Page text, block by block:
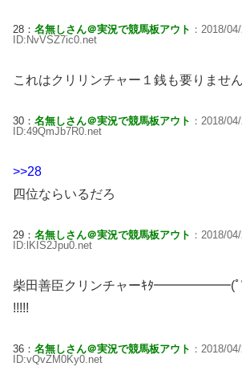
28： 名無しさん＠実況で競馬板アウト ：2018/
ID:NvVSZ7ic0.net
これはクリリンチャー１銭も要りませ
30： 名無しさん＠実況で競馬板アウト ：2018/
ID:49QmJb7R0.net
>>28
四位ならいるだろ
29： 名無しさん＠実況で競馬板アウト ：2018/
ID:lKIS2Jpu0.net
柴田善臣クリンチャーｷﾀ
!!!!!
36： 名無しさん＠実況で競馬板アウト ：2018/
ID:vQvZM0Ky0.net